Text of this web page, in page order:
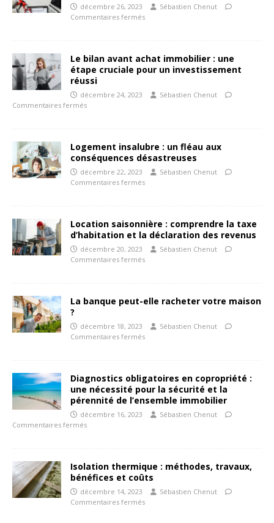
décembre 26, 2023
Sébastien Chenut
Commentaires fermés
Le bilan avant achat immobilier : une
étape cruciale pour un investissement
réussi
décembre 24, 2023
Sébastien Chenut
Commentaires fermés
Logement insalubre : un fléau aux
conséquences désastreuses
décembre 22, 2023
Sébastien Chenut
Commentaires fermés
Location saisonnière : comprendre la taxe
d’habitation et la déclaration des revenus
décembre 20, 2023
Sébastien Chenut
Commentaires fermés
La banque peut-elle racheter votre maison
?
décembre 18, 2023
Sébastien Chenut
Commentaires fermés
Diagnostics obligatoires en copropriété :
une nécessité pour la sécurité et la
pérennité de l’ensemble immobilier
décembre 16, 2023
Sébastien Chenut
Commentaires fermés
Isolation thermique : méthodes, travaux,
bénéfices et coûts
décembre 14, 2023
Sébastien Chenut
Commentaires fermés